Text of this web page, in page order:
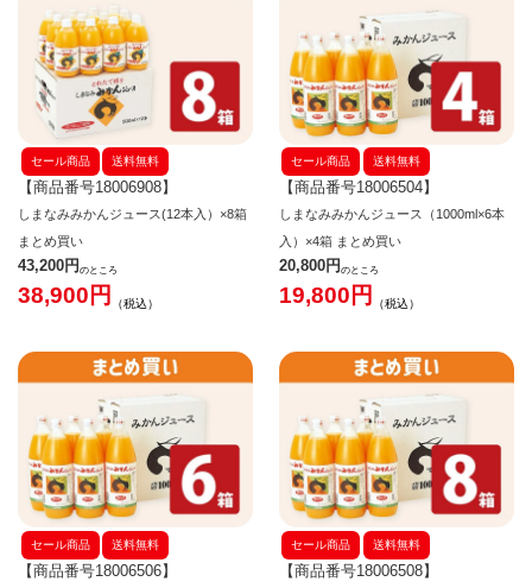
セール商品 送料無料
【商品番号18006908】
しまなみみかんジュース(12本入）×8箱
まとめ買い
43,200 のところ
38,900 税込
セール商品 送料無料
【商品番号18006504】
しまなみみかんジュース（1000ml×6本
入）×4箱 まとめ買い
20,800 のところ
19,800 税込
セール商品 送料無料
【商品番号18006506】
セール商品 送料無料
【商品番号18006508】